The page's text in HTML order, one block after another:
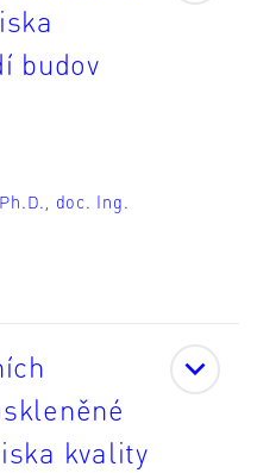
budov
doc. Ing.
kvality